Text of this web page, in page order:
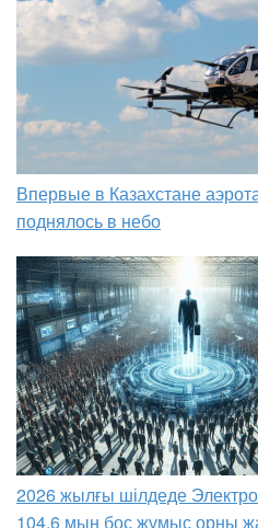
Впервые в Казахстане
поднялось в небо
2026 жылғы шілдеде
104,6 мың бос жұмыс орны